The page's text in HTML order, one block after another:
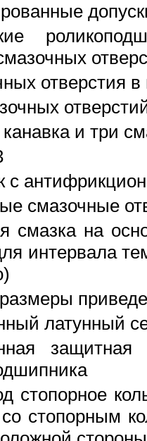
отверстия
и три
с
смазочные
смазка на
интервала
латунный
стопорное
со стопорным